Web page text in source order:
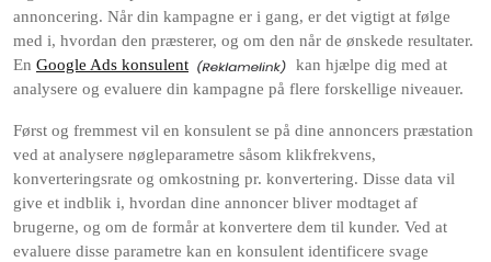
annoncering. Når din kampagne er i gang, er det vigtigt at følge
med i, hvordan den præsterer, og om den når de ønskede resultater.
En Google Ads konsulent
kan hjælpe dig med at
analysere og evaluere din kampagne på flere forskellige niveauer.
Først og fremmest vil en konsulent se på dine annoncers præstation
ved at analysere nøgleparametre såsom klikfrekvens,
konverteringsrate og omkostning pr. konvertering. Disse data vil
give et indblik i, hvordan dine annoncer bliver modtaget af
brugerne, og om de formår at konvertere dem til kunder. Ved at
evaluere disse parametre kan en konsulent identificere svage